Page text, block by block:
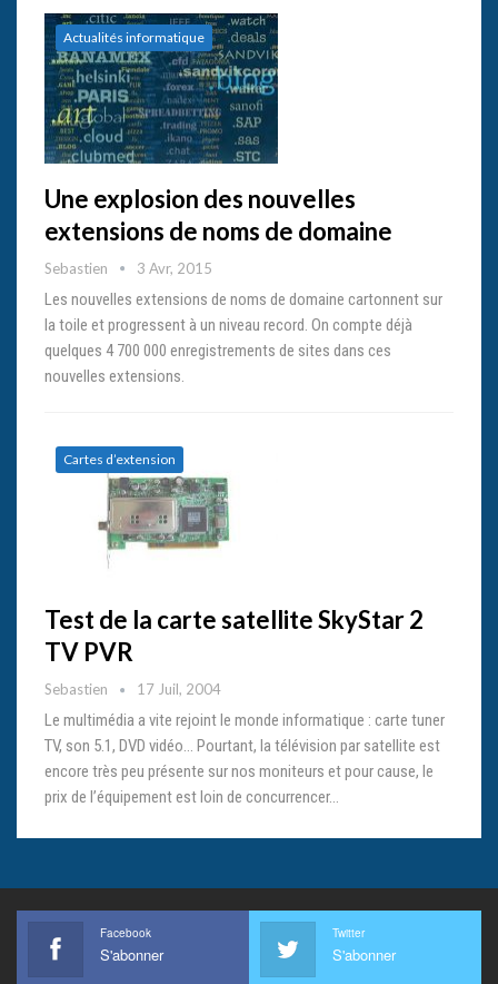
Actualités informatique
Une explosion des nouvelles
extensions de noms de domaine
Sebastien 3 Avr, 2015
Les nouvelles extensions de noms de domaine cartonnent sur
la toile et progressent à un niveau record. On compte déjà
quelques 4 700 000 enregistrements de sites dans ces
nouvelles extensions.
Cartes d’extension
Test de la carte satellite SkyStar 2
TV PVR
Sebastien 17 Juil, 2004
Le multimédia a vite rejoint le monde informatique : carte tuner
TV, son 5.1, DVD vidéo… Pourtant, la télévision par satellite est
encore très peu présente sur nos moniteurs et pour cause, le
prix de l’équipement est loin de concurrencer…
Facebook
S'abonner
Twitter
S'abonner